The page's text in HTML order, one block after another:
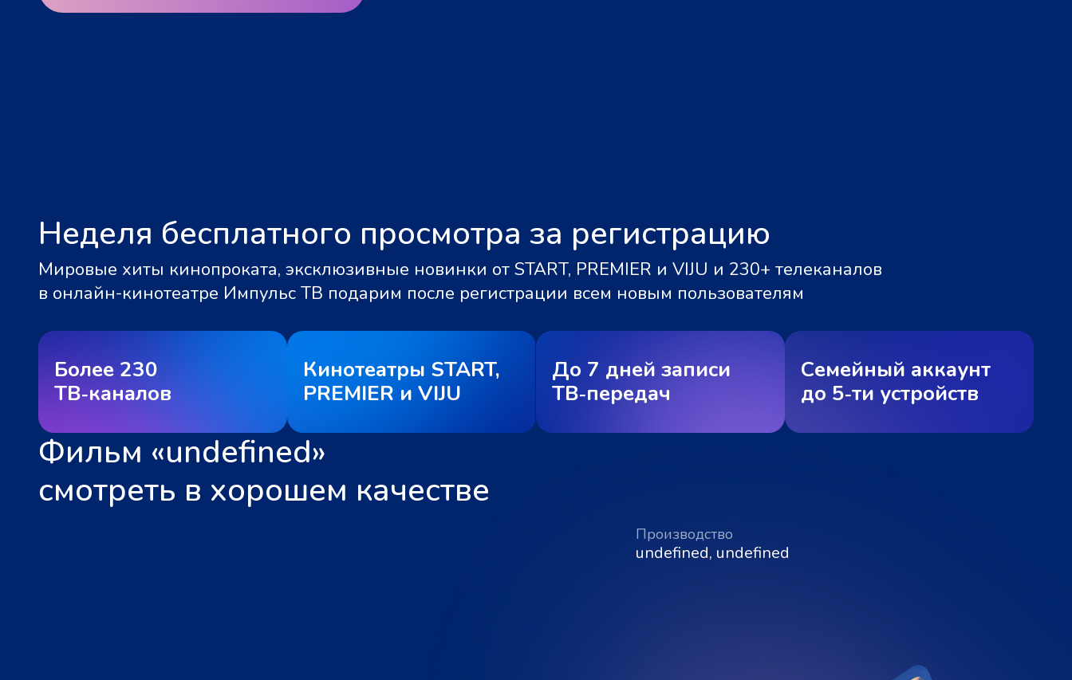
Неделя бесплатного просмотра за регистрацию
Мировые хиты кинопроката, эксклюзивные новинки от START, PREMIER и VIJU и 230+ телеканалов
в онлайн-кинотеатре Импульс ТВ подарим после регистрации всем новым пользователям
Более 230
ТВ‑каналов
Кинотеатры START,
PREMIER и VIJU
До 7 дней записи
ТВ‑передач
Семейный аккаунт
до 5‑ти устройств
Фильм «undefined»
смотреть в хорошем качестве
Производство
undefined, undefined